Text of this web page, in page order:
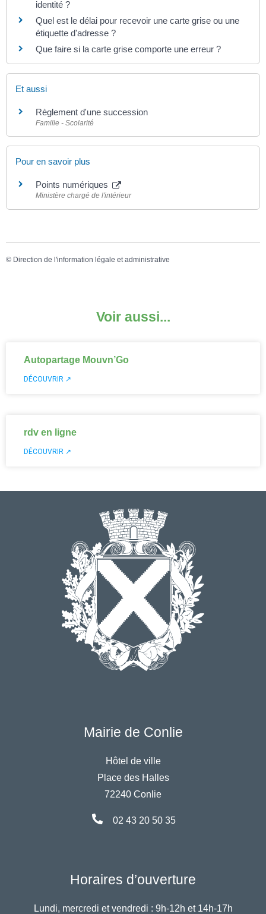
identité ?
Quel est le délai pour recevoir une carte grise ou une
étiquette d'adresse ?
Que faire si la carte grise comporte une erreur ?
Et aussi
Règlement d'une succession
Famille - Scolarité
Pour en savoir plus
Points numériques
Ministère chargé de l'intérieur
© Direction de l'information légale et administrative
Voir aussi...
Autopartage Mouvn’Go
DÉCOUVRIR ↗
rdv en ligne
DÉCOUVRIR ↗
Mairie de Conlie
Hôtel de ville
Place des Halles
72240 Conlie
02 43 20 50 35
Horaires d’ouverture
Lundi, mercredi et vendredi : 9h-12h et 14h-17h